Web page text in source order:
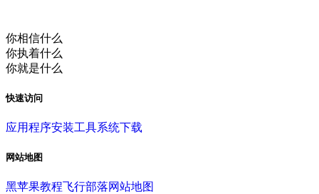
你相信什么
你执着什么
你就是什么
快速访问
应用程序安装工具系统下载
网站地图
黑苹果教程飞行部落网站地图